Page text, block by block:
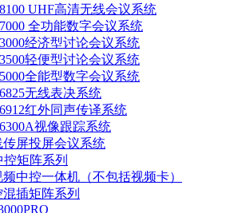
UHF高清无线会议系统
全功能数字会议系统
经济型讨论会议系统
轻便型讨论会议系统
全能型数字会议系统
无线表决系统
红外同声传译系统
视像跟踪系统
传屏投屏会议系统
控矩阵系列
中控一体机（不包括视频卡）
插矩阵系列